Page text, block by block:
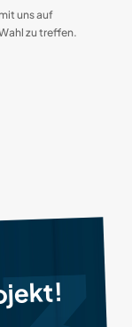
uns auf
zu treffen.